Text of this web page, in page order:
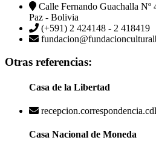
Calle Fernando Guachalla Nº
Paz - Bolivia
(+591) 2 424148 - 2 418419
Otras referencias:
Casa de la Libertad
Casa Nacional de Moneda